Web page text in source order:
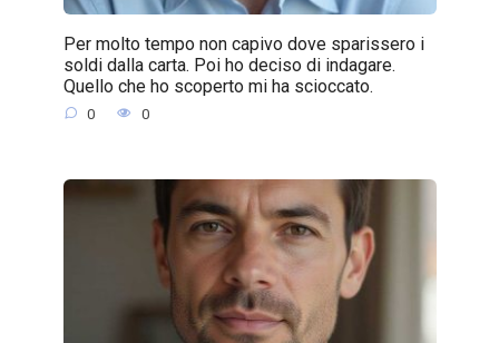
Per molto tempo non capivo dove sparissero i
soldi dalla carta. Poi ho deciso di indagare.
Quello che ho scoperto mi ha scioccato.
0 0